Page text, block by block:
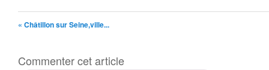
« Châtillon sur Seine,ville...
Commenter cet article